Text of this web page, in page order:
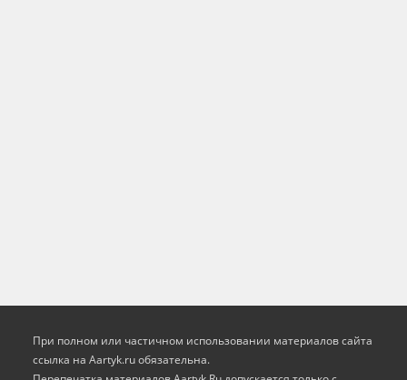
При полном или частичном использовании материалов сайта
ссылка на Aartyk.ru oбязательна.